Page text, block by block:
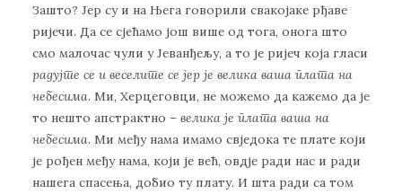
Зашто? Јер су и на Њега говорили свакојаке рђаве
ријечи. Да се сјећамо још више од тога, онога што
смо малочас чули у Јеванђељу, а то је ријеч која гласи
радујте се и веселите се јер је велика ваша плата на
небесима. Ми, Херцеговци, не можемо да кажемо да је
то нешто апстрактно – велика је плата ваша на
небесима. Ми међу нама имамо свједока те плате који
је рођен међу нама, који је већ, овдје ради нас и ради
нашега спасења, добио ту плату. И шта ради са том